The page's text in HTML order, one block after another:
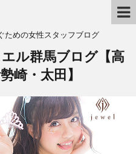
ための女性スタッフブログ
ル群馬ブログ【高
崎・太田】